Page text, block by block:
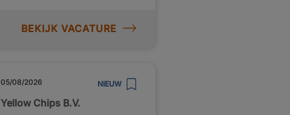
BEKIJK VACATURE
05/08/2026 NIEUW
Yellow Chips B.V.